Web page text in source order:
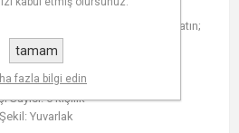
Seti ile Sofranıza Zarafet Katın;
cm çapında tabaklar
Sayısı: 6 adet
Sayısı: 6 kişilik
Şekil: Yuvarlak
tamam
fazla bilgi edin